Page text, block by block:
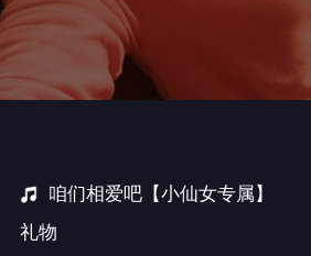
咱们相爱吧【小仙女专属】
礼物